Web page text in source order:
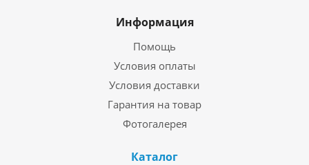
Информация
Помощь
Условия оплаты
Условия доставки
Гарантия на товар
Фотогалерея
Каталог